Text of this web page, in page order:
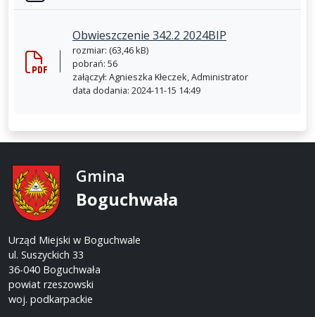
Obwieszczenie 342.2 2024BIP
rozmiar: (63,46 kB)
pobrań: 56
załączył: Agnieszka Kłeczek, Administrator
data dodania: 2024-11-15 14:49
Gmina
Boguchwała
Urząd Miejski w Boguchwale
ul. Suszyckich 33
36-040 Boguchwała
powiat rzeszowski
woj. podkarpackie